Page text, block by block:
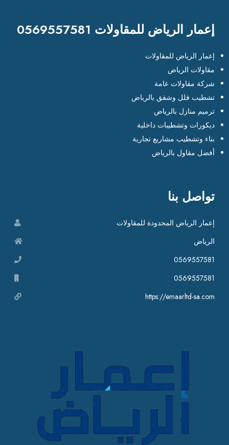
إعمار الرياض للمقاولات 0569557581
إعمار الرياض للمقاولات
مقاولات الرياض
شركة مقاولات عامة
تشطيب فلل وشقق بالرياض
ترميم منازل بالرياض
ديكورات وتشطيبات داخلية
بناء وتشطيب مشاريع تجارية
أفضل مقاول بالرياض
تواصل بنا
إعمار الرياض المحدودة للمقاولات
الرياض
0569557581
0569557581
https://emaarltd-sa.com